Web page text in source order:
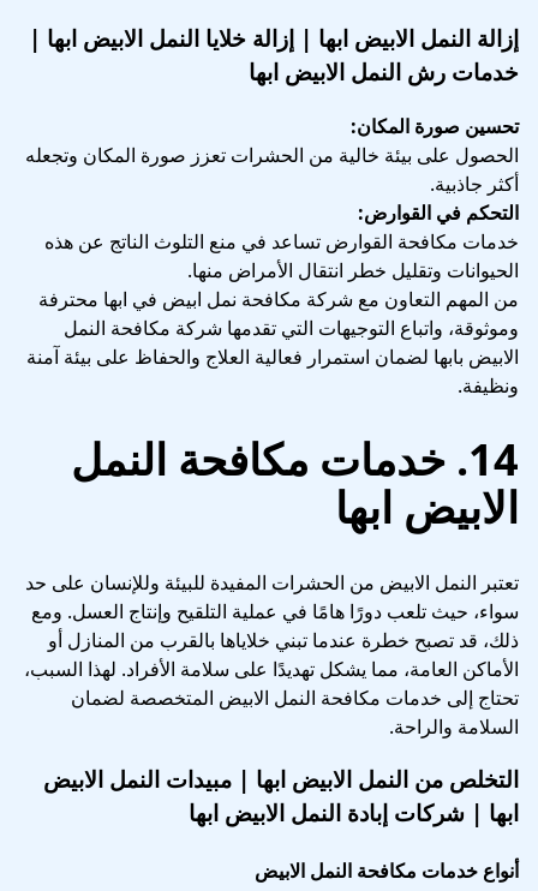
إزالة النمل الابيض ابها | إزالة خلايا النمل الابيض ابها |
خدمات رش النمل الابيض ابها
تحسين صورة المكان:
الحصول على بيئة خالية من الحشرات تعزز صورة المكان وتجعله
أكثر جاذبية.
التحكم في القوارض:
خدمات مكافحة القوارض تساعد في منع التلوث الناتج عن هذه
الحيوانات وتقليل خطر انتقال الأمراض منها.
من المهم التعاون مع شركة مكافحة نمل ابيض في ابها محترفة
وموثوقة، واتباع التوجيهات التي تقدمها شركة مكافحة النمل
الابيض بابها لضمان استمرار فعالية العلاج والحفاظ على بيئة آمنة
ونظيفة.
14. خدمات مكافحة النمل
الابيض ابها
تعتبر النمل الابيض من الحشرات المفيدة للبيئة وللإنسان على حد
سواء، حيث تلعب دورًا هامًا في عملية التلقيح وإنتاج العسل. ومع
ذلك، قد تصبح خطرة عندما تبني خلاياها بالقرب من المنازل أو
الأماكن العامة، مما يشكل تهديدًا على سلامة الأفراد. لهذا السبب،
تحتاج إلى خدمات مكافحة النمل الابيض المتخصصة لضمان
السلامة والراحة.
التخلص من النمل الابيض ابها | مبيدات النمل الابيض
ابها | شركات إبادة النمل الابيض ابها
أنواع خدمات مكافحة النمل الابيض